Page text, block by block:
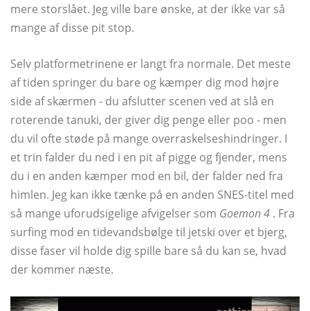
mere storslået. Jeg ville bare ønske, at der ikke var så
mange af disse pit stop.
Selv platformetrinene er langt fra normale. Det meste
af tiden springer du bare og kæmper dig mod højre
side af skærmen - du afslutter scenen ved at slå en
roterende tanuki, der giver dig penge eller poo - men
du vil ofte støde på mange overraskelseshindringer. I
et trin falder du ned i en pit af pigge og fjender, mens
du i en anden kæmper mod en bil, der falder ned fra
himlen. Jeg kan ikke tænke på en anden SNES-titel med
så mange uforudsigelige afvigelser som Goemon 4 . Fra
surfing mod en tidevandsbølge til jetski over et bjerg,
disse faser vil holde dig spille bare så du kan se, hvad
der kommer næste.